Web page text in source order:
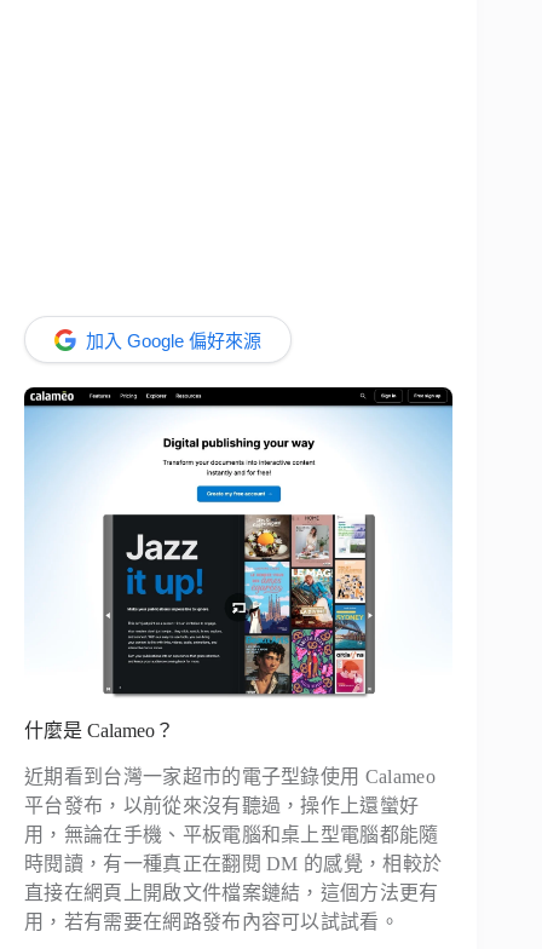
加入 Google 偏好來源
什麼是 Calameo？
近期看到台灣一家超市的電子型錄使用 Calameo
平台發布，以前從來沒有聽過，操作上還蠻好
用，無論在手機、平板電腦和桌上型電腦都能隨
時閱讀，有一種真正在翻閱 DM 的感覺，相較於
直接在網頁上開啟文件檔案鏈結，這個方法更有
用，若有需要在網路發布內容可以試試看。